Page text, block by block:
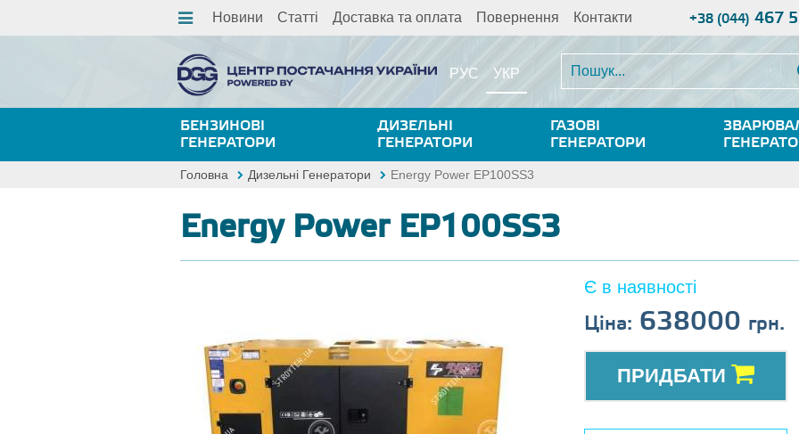
Новини Статті Доставка та оплата Повернення Контакти +38 (044) 467
РУС УКР
БЕНЗИНОВІ
ГЕНЕРАТОРИ
ДИЗЕЛЬНІ
ГЕНЕРАТОРИ
ГАЗОВІ
ГЕНЕРАТОРИ
Головна Дизельні Генератори Energy Power EP100SS3
Energy Power EP100SS3
Є в наявності
Ціна: 638000 грн.
ПРИДБАТИ